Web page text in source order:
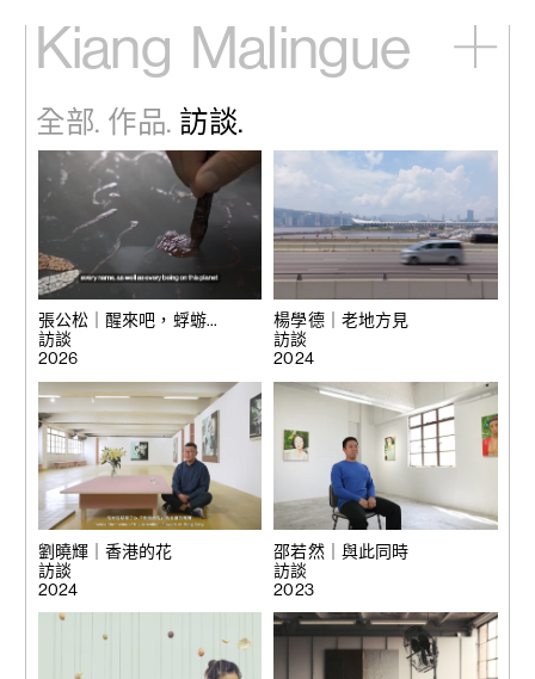
Kiang Malingue
展覽
藝術家
視頻
新訊
關於我們
English
全部. 作品. 訪談.
張公松｜醒來吧，蜉蝣…
訪談
2026
楊學德｜老地方見
訪談
2024
劉曉輝｜香港的花
訪談
2024
邵若然｜與此同時
訪談
2023